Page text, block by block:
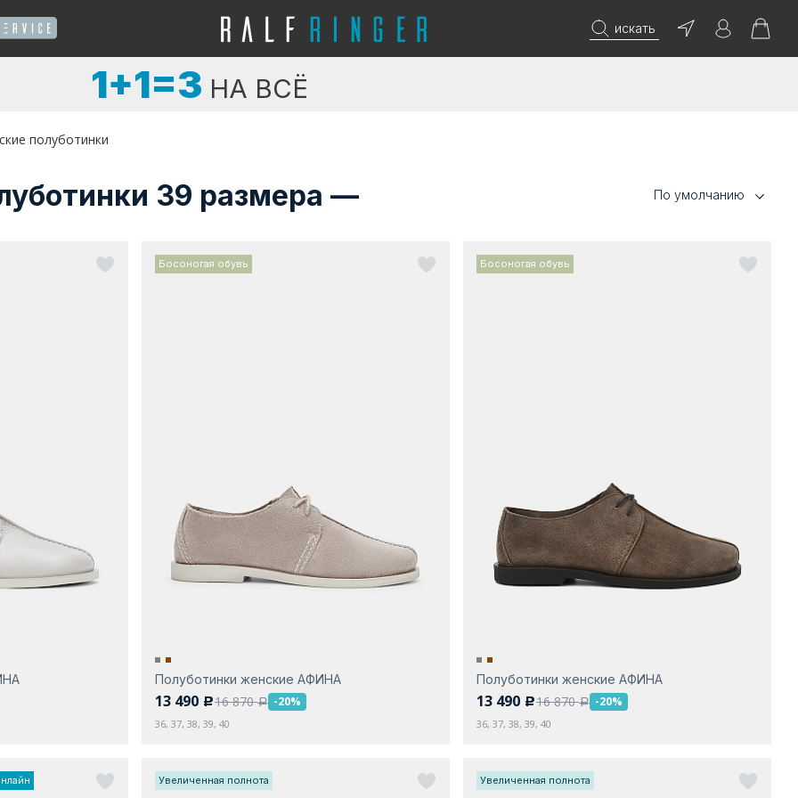
искать
1+1=3 НА ВСЁ
полуботинки
39 размера — По умолчанию
Босоногая обувь
Полуботинки женские АФИНА
13 490 c16 870a -20%
36, 37, 38, 39, 40
Босоногая обувь
Полуботинки женские АФИНА
13 490 c16 870a -20%
36, 37, 38, 39, 40
Увеличенная полнота Увеличенная полнота